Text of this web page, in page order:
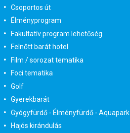
Csoportos út
Élményprogram
Fakultatív program lehetőség
Felnőtt barát hotel
Film / sorozat tematika
Foci tematika
Golf
Gyerekbarát
Gyógyfürdő - Élményfürdő - Aquapark
Hajós kirándulás